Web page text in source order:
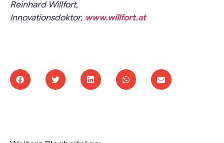
Reinhard Willfort,
Innovationsdoktor, www.willfort.at